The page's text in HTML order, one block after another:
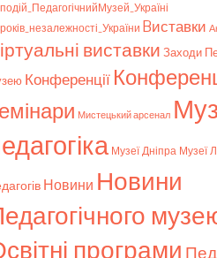
Bиставки
виставки Заходи
Конференції
Мистецький арсенал
Музеї Дніпра Музеї
Новини Новини
програми